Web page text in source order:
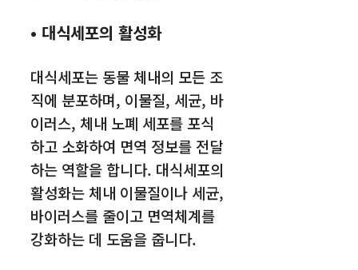
• 대식세포의 활성화
대식세포는 동물 체내의 모든 조
직에 분포하며, 이물질, 세균, 바
이러스, 체내 노폐 세포를 포식
하고 소화하여 면역 정보를 전달
하는 역할을 합니다. 대식세포의
활성화는 체내 이물질이나 세균,
바이러스를 줄이고 면역체계를
강화하는 데 도움을 줍니다.